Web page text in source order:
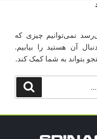
نمی‌توانیم چیزی که
آن هستید را بیابیم.
بتواند به شما کمک کند.